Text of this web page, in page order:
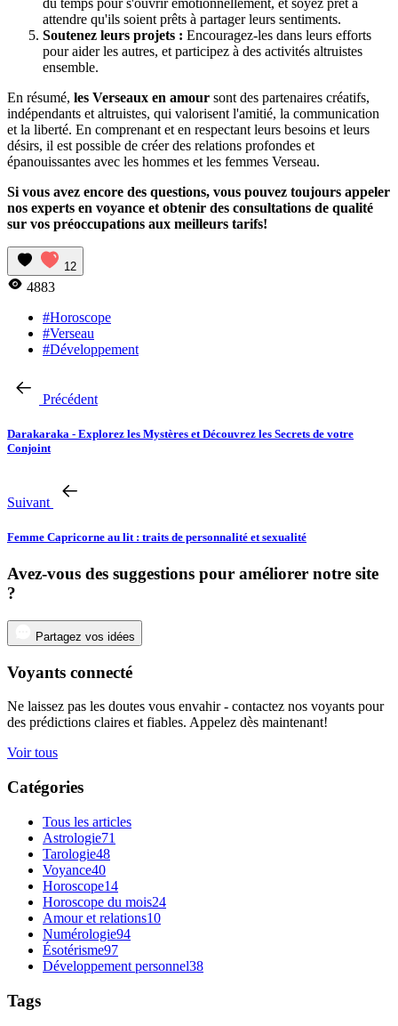
attendre qu'ils soient prêts à partager leurs sentiments.
Soutenez leurs projets : Encouragez-les dans leurs efforts
pour aider les autres, et participez à des activités altruistes
ensemble.
En résumé, les Verseaux en amour sont des partenaires créatifs,
indépendants et altruistes, qui valorisent l'amitié, la communication
et la liberté. En comprenant et en respectant leurs besoins et leurs
désirs, il est possible de créer des relations profondes et
épanouissantes avec les hommes et les femmes Verseau.
Si vous avez encore des questions, vous pouvez toujours appeler
nos experts en voyance et obtenir des consultations de qualité
sur vos préoccupations aux meilleurs tarifs!
12
4883
#Horoscope
#Verseau
#Développement
Précédent
Darakaraka - Explorez les Mystères et Découvrez les Secrets de votre
Conjoint
Suivant
Femme Capricorne au lit : traits de personnalité et sexualité
Avez-vous des suggestions pour améliorer notre site
?
Partagez vos idées
Voyants connecté
Ne laissez pas les doutes vous envahir - contactez nos voyants pour
des prédictions claires et fiables. Appelez dès maintenant!
Voir tous
Catégories
Tous les articles
Astrologie71
Tarologie48
Voyance40
Horoscope14
Horoscope du mois24
Amour et relations10
Numérologie94
Ésotérisme97
Développement personnel38
Tags